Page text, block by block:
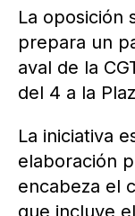
La oposición
prepara un
aval de la
del 4 a la
La iniciativa
elaboración
encabeza el